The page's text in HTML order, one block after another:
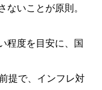
ないことが原則。
程度を目安に、国
提で、インフレ対